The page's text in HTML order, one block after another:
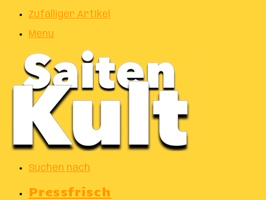
Zufälliger Artikel
Menu
Suchen nach
Pressfrisch